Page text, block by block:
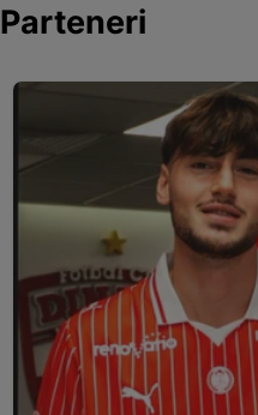
Parteneri